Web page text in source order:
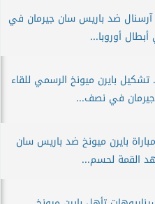
آرسنال ضد باريس سان جيرمان في
أوروبا...
بايرن ميونخ الرسمي للقاء
في نصف...
بايرن ميونخ ضد باريس سان
القمة لحسم...